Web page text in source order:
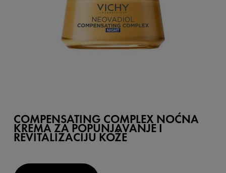
COMPENSATING COMPLEX NOĆNA
KREMA ZA POPUNJAVANJE I
REVITALIZACIJU KOŽE